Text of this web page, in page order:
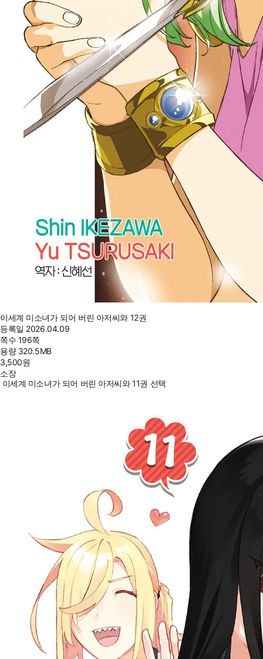
이세계 미소녀가 되어 버린 아저씨와 12권
등록일 2026.04.09
쪽수 196쪽
용량 320.5MB
3,500원
소장
이세계 미소녀가 되어 버린 아저씨와 11권 선택